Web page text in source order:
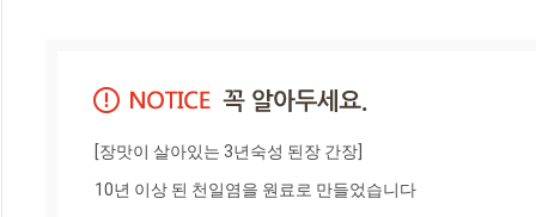
[장맛이 살아있는 3년숙성 된장 간장]
10년 이상 된 천일염을 원료로 만들었습니다